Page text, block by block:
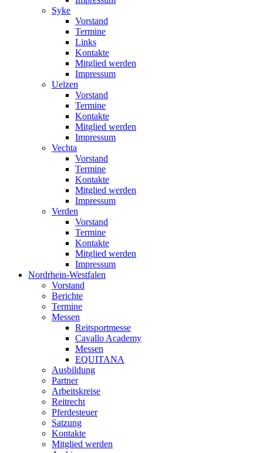
Syke
Vorstand
Termine
Links
Kontakte
Mitglied werden
Impressum
Uelzen
Vorstand
Termine
Kontakte
Mitglied werden
Impressum
Vechta
Vorstand
Termine
Kontakte
Mitglied werden
Impressum
Verden
Vorstand
Termine
Kontakte
Mitglied werden
Impressum
Nordrhein-Westfalen
Vorstand
Berichte
Termine
Messen
Reitsportmesse
Cavallo Academy
Messen
EQUITANA
Ausbildung
Partner
Arbeitskreise
Reitrecht
Pferdesteuer
Satzung
Kontakte
Mitglied werden